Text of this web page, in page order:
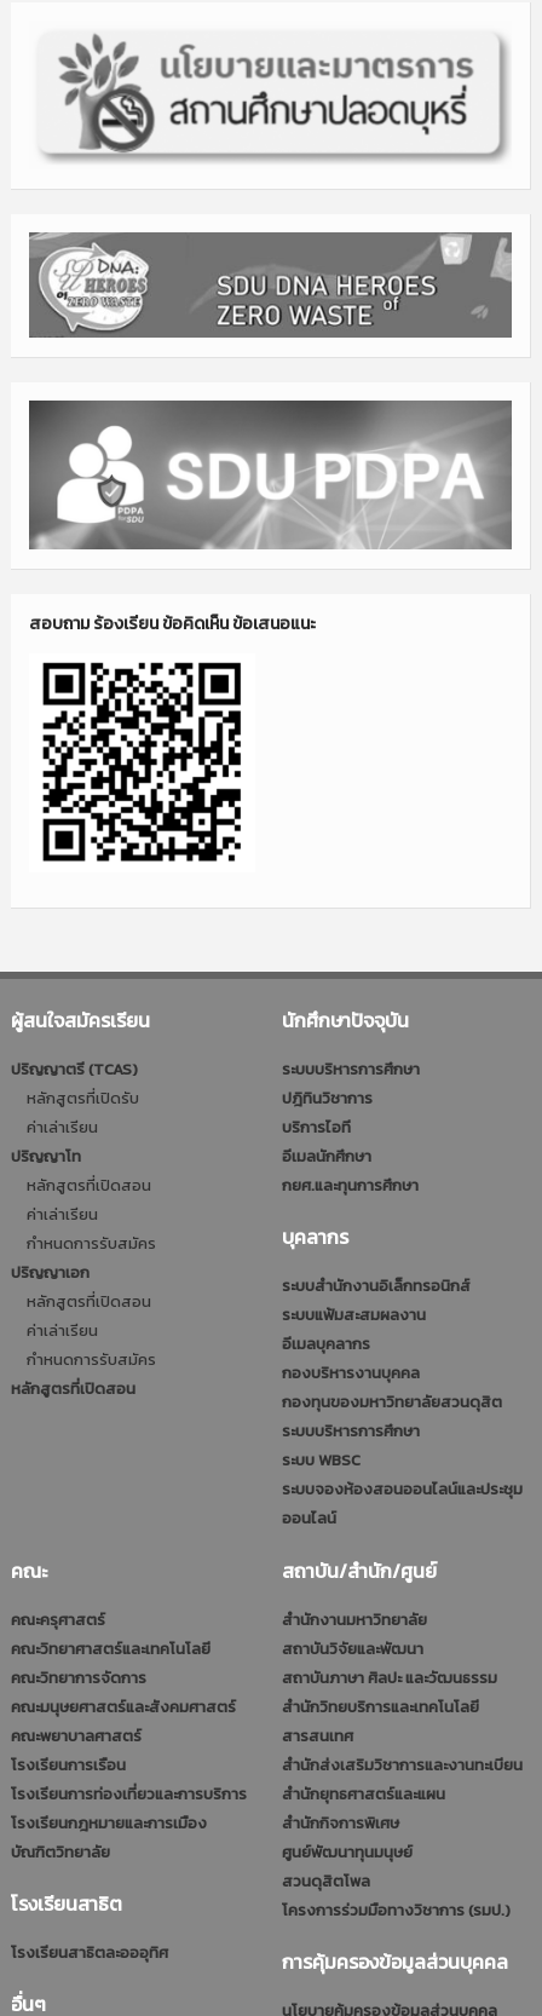
สอบถาม ร้องเรียน ข้อคิดเห็น ข้อเสนอแนะ
ผู้สนใจสมัครเรียน
ปริญญาตรี (TCAS)
หลักสูตรที่เปิดรับ
ค่าเล่าเรียน
ปริญญาโท
หลักสูตรที่เปิดสอน
ค่าเล่าเรียน
กำหนดการรับสมัคร
ปริญญาเอก
หลักสูตรที่เปิดสอน
ค่าเล่าเรียน
กำหนดการรับสมัคร
หลักสูตรที่เปิดสอน
นักศึกษาปัจจุบัน
ระบบบริหารการศึกษา
ปฎิทินวิชาการ
บริการไอที
อีเมลนักศึกษา
กยศ.และทุนการศึกษา
บุคลากร
ระบบสำนักงานอิเล็กทรอนิกส์
ระบบแฟ้มสะสมผลงาน
อีเมลบุคลากร
กองบริหารงานบุคคล
กองทุนของมหาวิทยาลัยสวนดุสิต
ระบบบริหารการศึกษา
ระบบ WBSC
ระบบจองห้องสอนออนไลน์และประชุม
ออนไลน์
คณะ
คณะครุศาสตร์
คณะวิทยาศาสตร์และเทคโนโลยี
คณะวิทยาการจัดการ
คณะมนุษยศาสตร์และสังคมศาสตร์
คณะพยาบาลศาสตร์
โรงเรียนการเรือน
โรงเรียนการท่องเที่ยวและการบริการ
โรงเรียนกฎหมายและการเมือง
บัณฑิตวิทยาลัย
โรงเรียนสาธิต
โรงเรียนสาธิตละอออุทิศ
อื่นๆ
สถาบัน/สำนัก/ศูนย์
สำนักงานมหาวิทยาลัย
สถาบันวิจัยและพัฒนา
สถาบันภาษา ศิลปะ และวัฒนธรรม
สำนักวิทยบริการและเทคโนโลยี
สารสนเทศ
สำนักส่งเสริมวิชาการและงานทะเบียน
สำนักยุทธศาสตร์และแผน
สำนักกิจการพิเศษ
ศูนย์พัฒนาทุนมนุษย์
สวนดุสิตโพล
โครงการร่วมมือทางวิชาการ (รมป.)
การคุ้มครองข้อมูลส่วนบุคคล
นโยบายคุ้มครองข้อมูลส่วนบุคคล